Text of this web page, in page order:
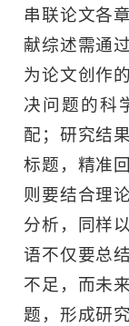
串联论文各
献综述需通
为论文创作
决问题的科
配；研究结
标题，精准
则要结合理
分析，同样
语不仅要总
不足，而未
题，形成研